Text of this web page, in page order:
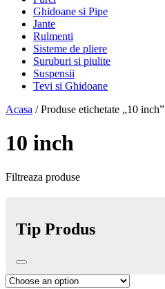
Ghidoane si Pipe
Jante
Rulmenti
Sisteme de pliere
Suruburi si piulite
Suspensii
Tevi si Ghidoane
Acasa / Produse etichetate „10 inch”
10 inch
Filtreaza produse
Tip Produs